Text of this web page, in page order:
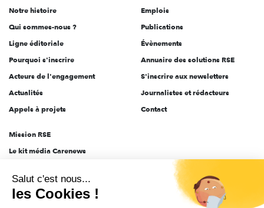
l'engagement
Notre histoire
Qui sommes-nous ?
Ligne éditoriale
Pourquoi s'inscrire
Acteurs de l'engagement
Actualités
Appels à projets
Emplois
Publications
Évènements
Annuaire des solutions RSE
S'inscrire aux newsletters
Journalistes et rédacteurs
Contact
Mission RSE
Le kit média Carenews
AEF info
Novethic
Salut c'est nous...
les Cookies !